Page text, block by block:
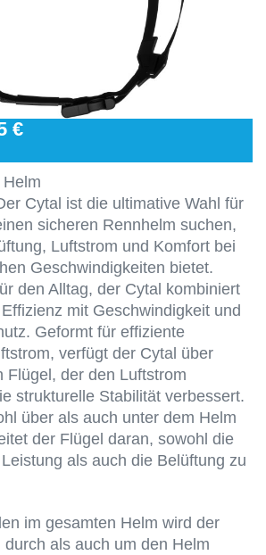
€
Cytal ist die ultimative Wahl für
sicheren Rennhelm suchen,
Luftstrom und Komfort bei
Geschwindigkeiten bietet.
den Alltag, der Cytal kombiniert
mit Geschwindigkeit und
Geformt für effiziente
verfügt der Cytal über
Flügel, der den Luftstrom
strukturelle Stabilität verbessert.
über als auch unter dem Helm
der Flügel daran, sowohl die
als auch die Belüftung zu
im gesamten Helm wird der
als auch um den Helm